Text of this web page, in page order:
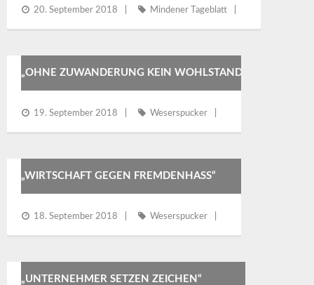
20. September 2018 Mindener Tageblatt
„OHNE ZUWANDERUNG KEIN WOHLSTAND“
19. September 2018 Weserspucker
„WIRTSCHAFT GEGEN FREMDENHASS“
18. September 2018 Weserspucker
„UNTERNEHMER SETZEN ZEICHEN“